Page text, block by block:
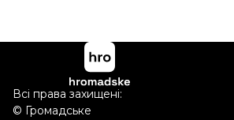
Всі права захищені:
© Громадське